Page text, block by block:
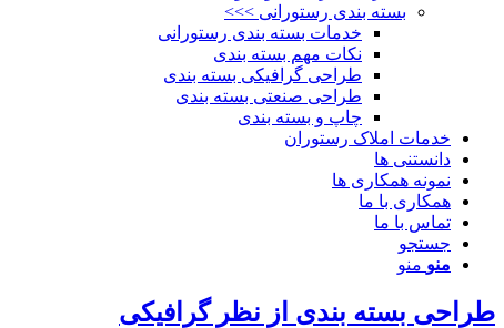
بسته بندی رستورانی >>>
خدمات بسته بندی رستورانی
نکات مهم بسته بندی
طراحی گرافیکی بسته بندی
طراحی صنعتی بسته بندی
چاپ و بسته بندی
خدمات املاک رستوران
دانستنی ها
نمونه همکاری ها
همکاری با ما
تماس با ما
جستجو
منو منو
طراحی بسته بندی از نظر گرافیکی